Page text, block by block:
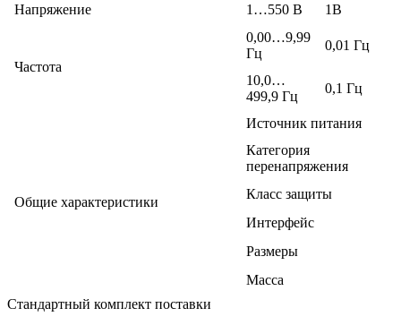
Напряжение 1…550 В 1В
Частота
0,00…9,99
Гц
0,01 Гц
10,0…
499,9 Гц
0,1 Гц
Общие характеристики
Источник питания
Категория
перенапряжения
Класс защиты
Интерфейс
Размеры
Масса
Стандартный комплект поставки